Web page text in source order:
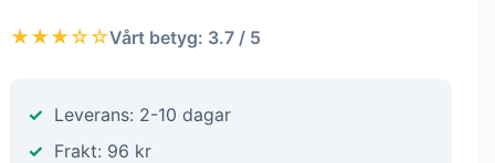
★★★☆☆Vårt betyg: 3.7 / 5
Leverans: 2-10 dagar
Frakt: 96 kr